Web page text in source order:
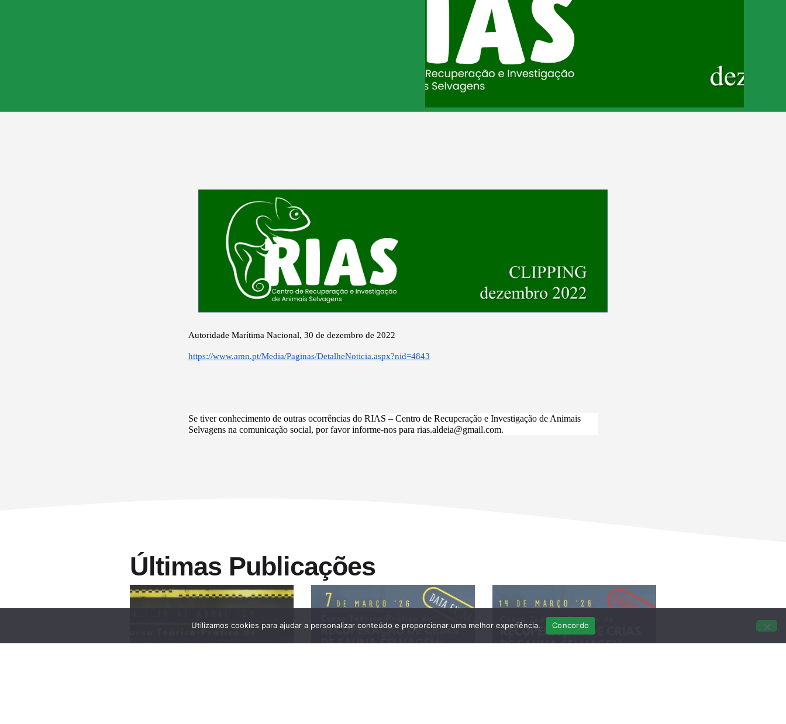
Autoridade Marítima Nacional, 30 de dezembro de 2022
https://www.amn.pt/Media/Paginas/DetalheNoticia.aspx?nid=4843
Se tiver conhecimento de outras ocorrências do RIAS – Centro de Recuperação e Investigação de Animais
Selvagens na comunicação social, por favor informe-nos para rias.aldeia@gmail.com.
Últimas Publicações
Utilizamos cookies para ajudar a personalizar conteúdo e proporcionar uma melhor experiência. Concordo